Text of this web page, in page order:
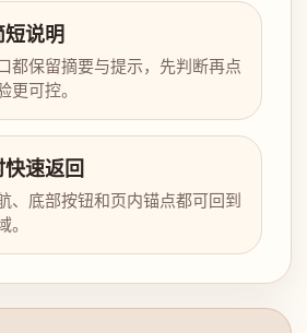
说明
都保留摘要与提示，先判断再点
更可控。
快速返回
、底部按钮和页内锚点都可回到